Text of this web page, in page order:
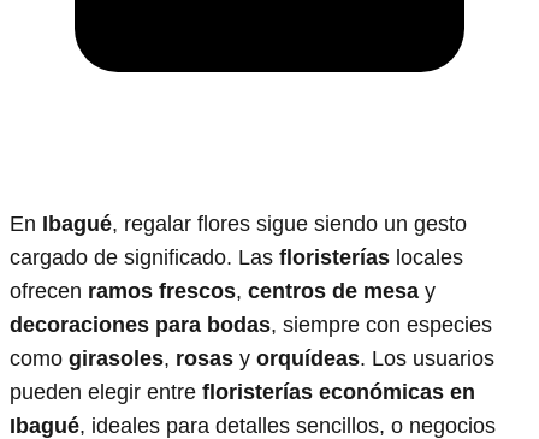
En Ibagué, regalar flores sigue siendo un gesto
cargado de significado. Las floristerías locales
ofrecen ramos frescos, centros de mesa y
decoraciones para bodas, siempre con especies
como girasoles, rosas y orquídeas. Los usuarios
pueden elegir entre floristerías económicas en
Ibagué, ideales para detalles sencillos, o negocios